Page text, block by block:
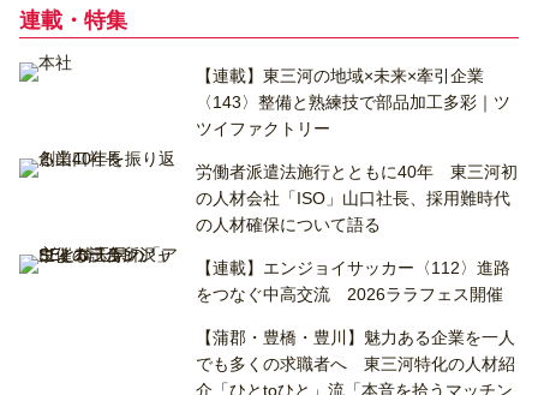
連載・特集
【連載】東三河の地域×未来×牽引企業
〈143〉整備と熟練技で部品加工多彩｜ツ
ツイファクトリー
労働者派遣法施行とともに40年 東三河初
の人材会社「ISO」山口社長、採用難時代
の人材確保について語る
【連載】エンジョイサッカー〈112〉進路
をつなぐ中高交流 2026ララフェス開催
【蒲郡・豊橋・豊川】魅力ある企業を一人
でも多くの求職者へ 東三河特化の人材紹
介「ひとtoひと」流「本音を拾うマッチン